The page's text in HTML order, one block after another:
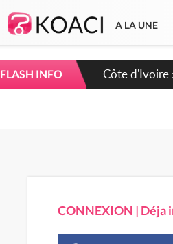
A LA UNE
FLASH INFO
Côte
CONNEXION | Déja